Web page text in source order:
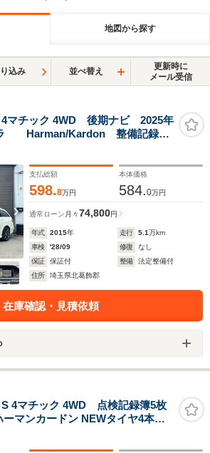
地図から探す
込み 並べ替え
更新時に
メール受信
マチック 4WD 後期ナビ 2025年
Harman/Kardon 整備記録8
ト デジタルインナーミラー
支払総額
598.8万円
本体価格
584.0万円
通常ローン 月々74,800円
年式 2015年 走行 5.1万km
車検
'28/09 修復
なし
保証
保証付 整備
法定整備付
住所
埼玉県北葛飾郡
在庫確認・見積依頼
4マチック 4WD 点検記録簿5枚
マンカードン NEWタイヤ4本交
ポーツステアリング 全席シート
ーター(メモリ付き)